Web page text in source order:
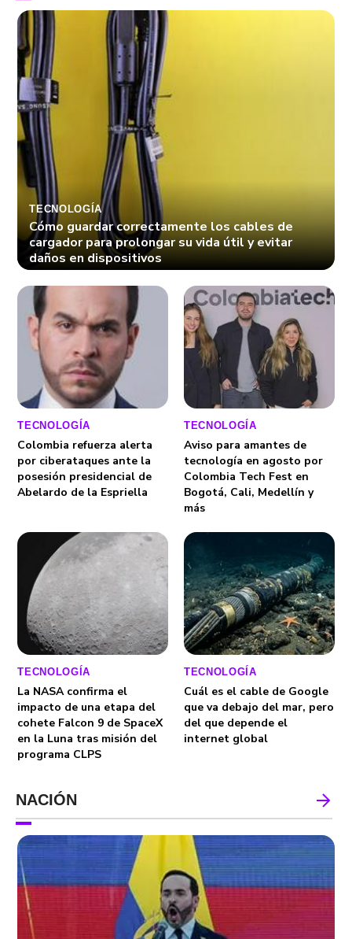
TECNOLOGÍA
Cómo guardar correctamente los cables de
cargador para prolongar su vida útil y evitar
daños en dispositivos
TECNOLOGÍA
Colombia refuerza alerta
por ciberataques ante la
posesión presidencial de
Abelardo de la Espriella
TECNOLOGÍA
Aviso para amantes de
tecnología en agosto por
Colombia Tech Fest en
Bogotá, Cali, Medellín y
más
TECNOLOGÍA
La NASA confirma el
impacto de una etapa del
cohete Falcon 9 de SpaceX
en la Luna tras misión del
programa CLPS
TECNOLOGÍA
Cuál es el cable de Google
que va debajo del mar, pero
del que depende el
internet global
NACIÓN